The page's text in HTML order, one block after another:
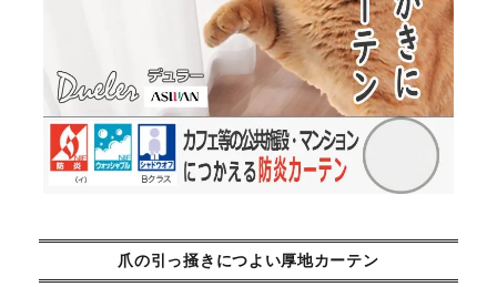
爪の引っ掻きにつよい厚地カーテン